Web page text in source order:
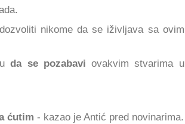
nikome da se iživljava sa ovim
da se pozabavi ovakvim stvarima u
ćutim - kazao je Antić pred novinarima.